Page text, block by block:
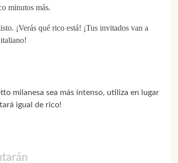
minutos más.
¡Verás qué rico está! ¡Tus invitados van a
milanesa sea más intenso, utiliza en lugar
igual de rico!